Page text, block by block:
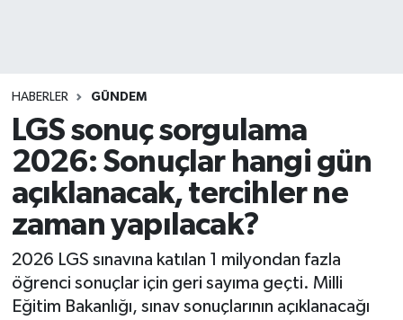
HABERLER GÜNDEM
LGS sonuç sorgulama
2026: Sonuçlar hangi gün
açıklanacak, tercihler ne
zaman yapılacak?
2026 LGS sınavına katılan 1 milyondan fazla
öğrenci sonuçlar için geri sayıma geçti. Milli
Eğitim Bakanlığı, sınav sonuçlarının açıklanacağı
Tüm Manşetler
Son Dakika Haberleri